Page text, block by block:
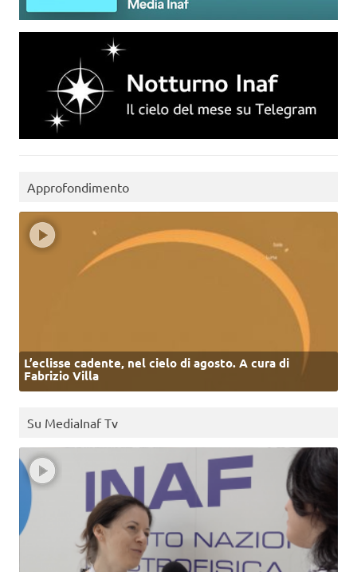
Approfondimento
L’eclisse cadente, nel cielo di agosto. A cura di
Fabrizio Villa
Su MediaInaf Tv